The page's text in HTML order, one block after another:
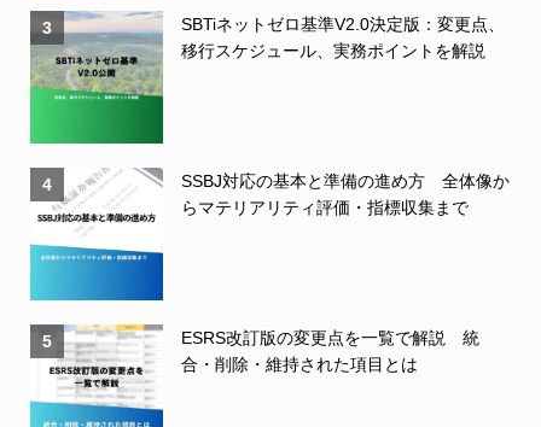
3
SBTiネットゼロ基準V2.0決定版：変更点、
移行スケジュール、実務ポイントを解説
4
SSBJ対応の基本と準備の進め方 全体像か
らマテリアリティ評価・指標収集まで
5
ESRS改訂版の変更点を一覧で解説 統
合・削除・維持された項目とは